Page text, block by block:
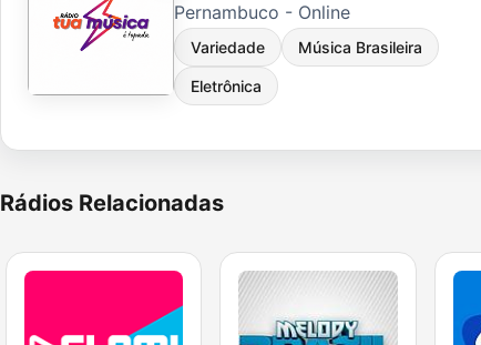
Pernambuco - Online
Variedade Música Brasileira
Eletrônica
Rádios Relacionadas